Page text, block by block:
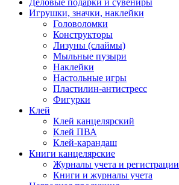
Деловые подарки и сувениры
Игрушки, значки, наклейки
Головоломки
Конструкторы
Лизуны (слаймы)
Мыльные пузыри
Наклейки
Настольные игры
Пластилин-антистресс
Фигурки
Клей
Клей канцелярский
Клей ПВА
Клей-карандаш
Книги канцелярские
Журналы учета и регистрации
Книги и журналы учета